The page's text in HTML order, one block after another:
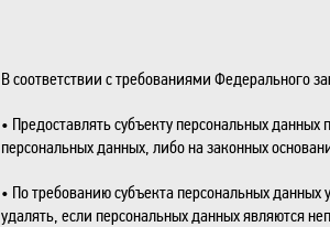
В соответствии с требованиями Федерального
• Предоставлять субъекту персональных
персональных данных, либо на законных
• По требованию субъекта персональных
удалять, если персональных данных являются